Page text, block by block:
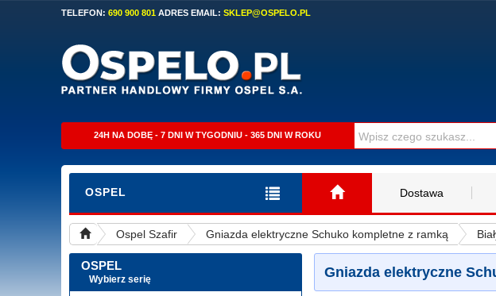
TELEFON: 690 900 801 ADRES EMAIL: SKLEP@OSPELO.PL
24H NA DOBĘ - 7 DNI W TYGODNIU - 365 DNI W ROKU
OSPEL Dostawa
Ospel Szafir Gniazda elektryczne Schuko kompletne z ramką
OSPEL
Wybierz serię Gniazda elektryczne